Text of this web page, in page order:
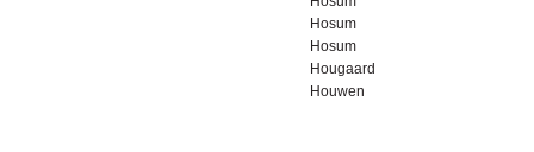
Hosum
Hosum
Hougaard
Houwen